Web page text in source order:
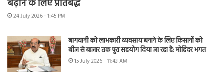
बढ़ाने के लिए प्रतिबद्ध
24 July 2026 - 1:45 PM
बागवानी को लाभकारी व्यवसाय बनाने के लिए किसानों को
बीज से बाजार तक पूरा सहयोग दिया जा रहा है: मोहिंदर भगत
15 July 2026 - 11:43 AM